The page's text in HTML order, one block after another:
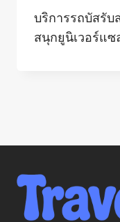
บริการรถบัสรับ
สนุกยูนิเวอร์แ